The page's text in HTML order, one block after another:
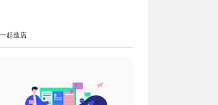
起造店